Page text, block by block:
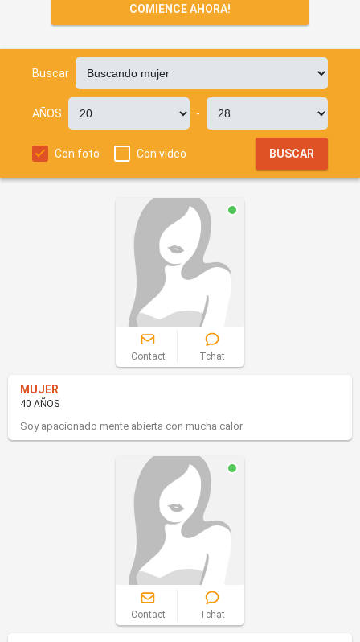
COMIENCE AHORA!
Buscar
AÑOS -
Con foto Con video BUSCAR
Contact Tchat
MUJER
40 AÑOS
Soy apacionado mente abierta con mucha calor
Contact Tchat